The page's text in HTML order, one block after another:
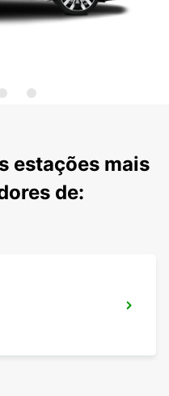
estações mais
de: